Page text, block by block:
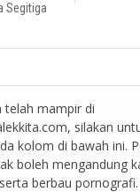
Segitiga
telah mampir di
silakan
kolom di bawah ini.
boleh mengandung
berbau